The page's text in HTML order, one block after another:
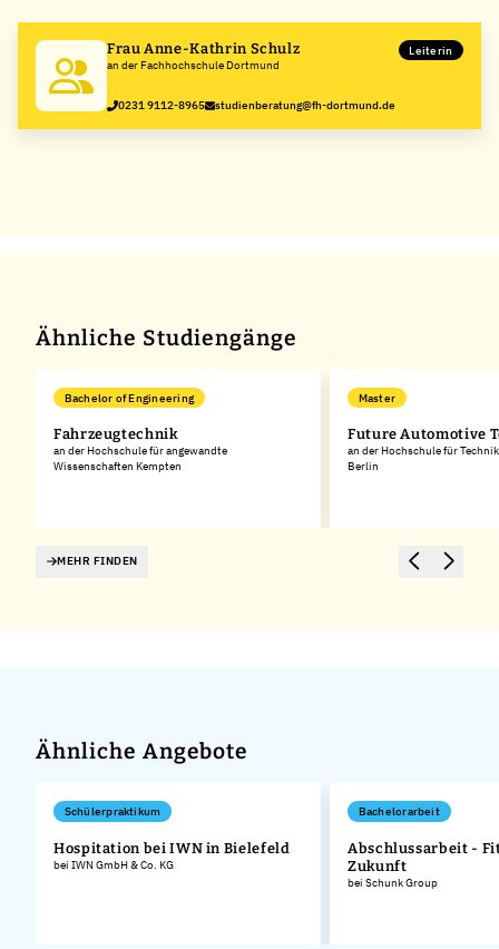
Frau Anne-Kathrin Schulz
an der Fachhochschule Dortmund
Leiterin
0231 9112-8965 studienberatung@fh-dortmund.de
Ähnliche Studiengänge
Bachelor of Engineering
Fahrzeugtechnik
an der Hochschule für angewandte
Wissenschaften Kempten
Master
Future Automotive
an der Hochschule für
Berlin
MEHR FINDEN
Ähnliche Angebote
Schülerpraktikum
Hospitation bei IWN in Bielefeld
bei IWN GmbH & Co. KG
Bachelorarbeit
Abschlussarbeit -
Zukunft
bei Schunk Group